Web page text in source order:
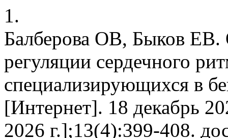
1.
Балберова ОВ, Быков ЕВ.
регуляции сердечного
специализирующихся в
[Интернет]. 18 декабрь
2026 г.];13(4):399-408.